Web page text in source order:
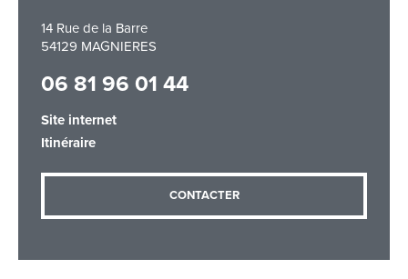
14 Rue de la Barre
54129 MAGNIERES
06 81 96 01 44
Site internet
Itinéraire
CONTACTER
Téléphone
Adresse email
Message*